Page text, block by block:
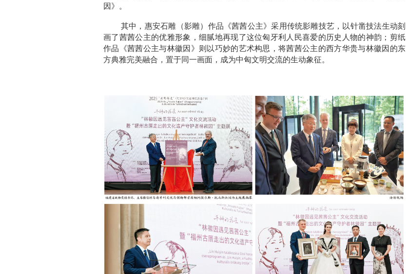
因》。
其中，惠安石雕（影雕）作品《茜茜公主》采用传统影雕技艺，以针凿技法生动刻
画了茜茜公主的优雅形象，细腻地再现了这位匈牙利人民喜爱的历史人物的神韵；剪纸
作品《茜茜公主与林徽因》则以巧妙的艺术构思，将茜茜公主的西方华贵与林徽因的东
方典雅完美融合，置于同一画面，成为中匈文明交流的生动象征。